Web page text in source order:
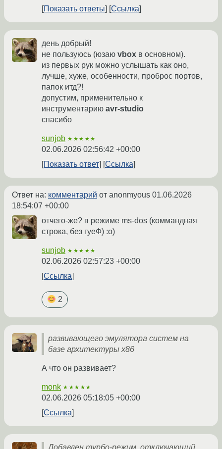
Показать ответы
Ссылка
день добрый!
не пользуюсь (юзаю vbox в основном).
из первых рук можно услышать как оно,
лучше, хуже, особенности, проброс портов,
папок итд?!
допустим, применительно к
инструментарию avr-studio
спасибо
sunjob ★★★★★
02.06.2026 02:56:42 +00:00
Показать ответ
Ссылка
Ответ на: комментарий от anonmyous 01.06.2026
18:54:07 +00:00
отчего-же? в режиме ms-dos (коммандная
строка, без гуеФ) :о)
sunjob ★★★★★
02.06.2026 02:57:23 +00:00
Ссылка
2
развивающего эмулятора систем на
базе архитектуры x86
А что он развивает?
monk ★★★★★
02.06.2026 05:18:05 +00:00
Ссылка
Добавлен турбо-режим, отключающий